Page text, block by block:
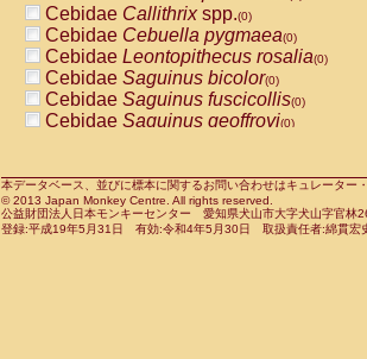
CercopithecidaeCercocebus agilis
CercopithecidaeCercocebus
CercopithecidaeCercocebus
CercopithecidaeCercocebus
CercopithecidaeCercocebus
CercopithecidaeCercocebushybrid
CercopithecidaePapio anubis(0)
CercopithecidaePapio cynocephalus
CercopithecidaePapio hamadryas(0)
Cebidae Callithrixspp.(0)
Cebidae Cebuella pygmaea(0)
Cebidae Leontopithecus rosalia(0)
Cebidae Saguinus bicolor(0)
Cebidae Saguinus fuscicollis(0)
Cebidae Saguinus geoffroyi(0)
CebidaeSaguinus leucopus(0)
CebidaeSaguinus midas(0)
Cebidae Saguinus mystax(0)
本データベース、並びに標本に関するお問い合わせはキュレータ
© 2013 Japan Monkey Centre. All rights reserved.
公益財団法人日本モンキーセンター 愛知県犬山市大字犬山字官
登録:平成19年5月31日 有効:令和4年5月30日 取扱責任者:綿貫宏